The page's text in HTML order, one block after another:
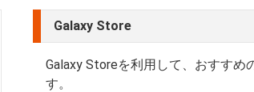
Galaxy Store
Galaxy Storeを利用して、おすすめ
す。